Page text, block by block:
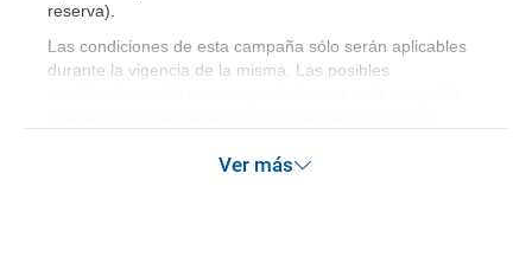
reserva)
Las condiciones de esta campaña sólo serán aplicables
durante la vigencia de la misma. Las posibles
Ver más